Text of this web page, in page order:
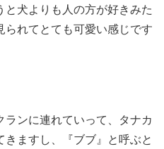
犬よりも人の方が好きみた
れてとても可愛い感じです
ンに連れていって、タナカ
ますし、『ブブ』と呼ぶと